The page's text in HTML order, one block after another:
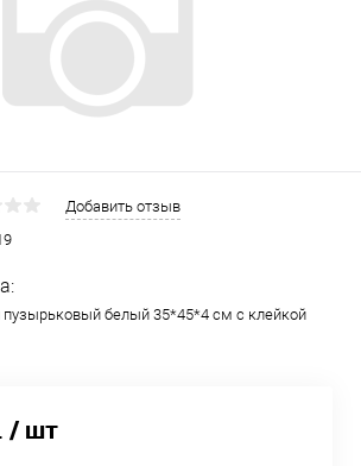
Добавить отзыв
пузырьковый белый 35*45*4 см с клейкой
/ шт